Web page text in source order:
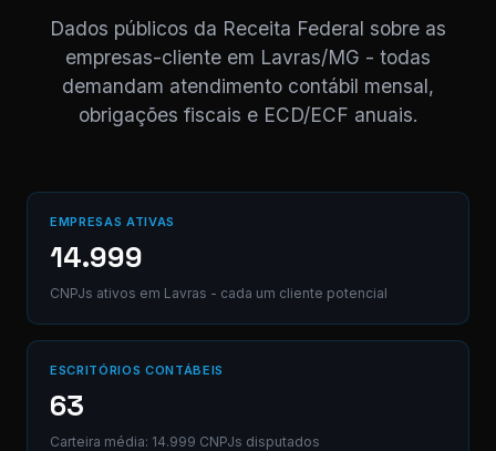
AB12-CD.
Digite uma
(Ctrl+Enter para
Dados públicos da Receita Federal sobre as
empresas-cliente em Lavras/MG - todas
demandam atendimento contábil mensal,
obrigações fiscais e ECD/ECF anuais.
EMPRESAS ATIVAS
14.999
CNPJs ativos em Lavras - cada um cliente potencial
ESCRITÓRIOS CONTÁBEIS
63
Carteira média: 14.999 CNPJs disputados